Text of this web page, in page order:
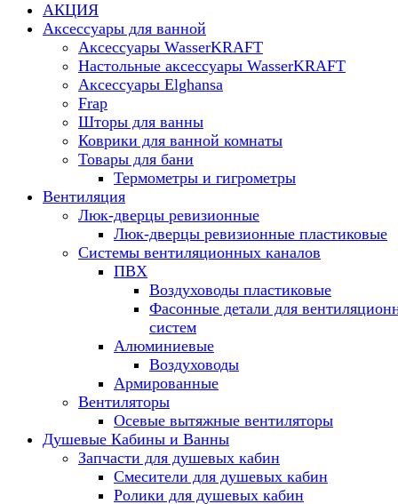
АКЦИЯ
Аксессуары для ванной
Аксессуары WasserKRAFT
Настольные аксессуары WasserKRAFT
Аксессуары Elghansa
Frap
Шторы для ванны
Коврики для ванной комнаты
Товары для бани
Термометры и гигрометры
Вентиляция
Люк-дверцы ревизионные
Люк-дверцы ревизионные пластиковые
Системы вентиляционных каналов
ПВХ
Воздуховоды пластиковые
Фасонные детали для
систем
Алюминиевые
Воздуховоды
Армированные
Вентиляторы
Осевые вытяжные вентиляторы
Душевые Кабины и Ванны
Запчасти для душевых кабин
Смесители для душевых кабин
Ролики для душевых кабин